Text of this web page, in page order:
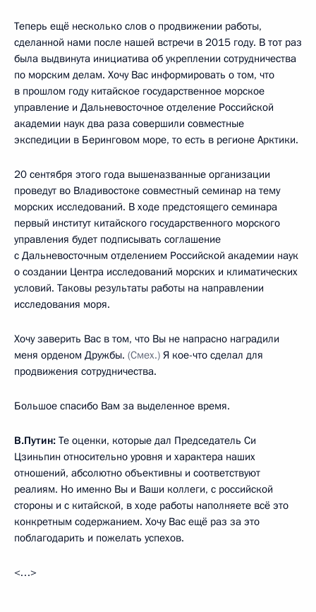
Теперь ещё несколько слов о продвижении работы,
сделанной нами после нашей встречи в 2015 году. В тот раз
была выдвинута инициатива об укреплении сотрудничества
по морским делам. Хочу Вас информировать о том, что
в прошлом году китайское государственное морское
управление и Дальневосточное отделение Российской
академии наук два раза совершили совместные
экспедиции в Беринговом море, то есть в регионе Арктики.
20 сентября этого года вышеназванные организации
проведут во Владивостоке совместный семинар на тему
морских исследований. В ходе предстоящего семинара
первый институт китайского государственного морского
управления будет подписывать соглашение
с Дальневосточным отделением Российской академии наук
о создании Центра исследований морских и климатических
условий. Таковы результаты работы на направлении
исследования моря.
Хочу заверить Вас в том, что Вы не напрасно наградили
меня орденом Дружбы. (Смех.) Я кое-что сделал для
продвижения сотрудничества.
Большое спасибо Вам за выделенное время.
В.Путин: Те оценки, которые дал Председатель Си
Цзиньпин относительно уровня и характера наших
отношений, абсолютно объективны и соответствуют
реалиям. Но именно Вы и Ваши коллеги, с российской
стороны и с китайской, в ходе работы наполняете всё это
конкретным содержанием. Хочу Вас ещё раз за это
поблагодарить и пожелать успехов.
<…>